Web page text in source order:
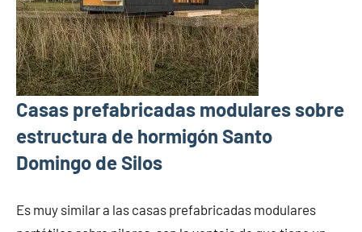
Casas prefabricadas modulares sobre
estructura de hormigón Santo
Domingo de Silos
Es muy similar a las casas prefabricadas modulares